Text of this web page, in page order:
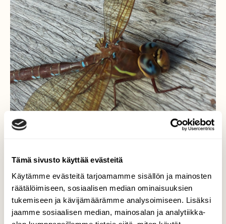
Tämä sivusto käyttää evästeitä
Käytämme evästeitä tarjoamamme sisällön ja mainosten
räätälöimiseen, sosiaalisen median ominaisuuksien
tukemiseen ja kävijämäärämme analysoimiseen. Lisäksi
jaamme sosiaalisen median, mainosalan ja analytiikka-
aito vai lelu
Kuljimme ystävän kassa kauniissa elokuun